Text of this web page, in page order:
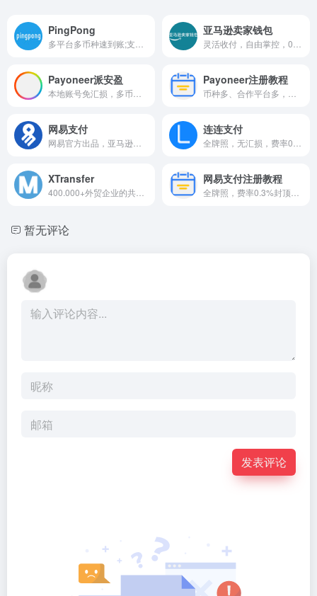
PingPong 亚马逊卖家钱包
Payoneer派安盈 Payoneer注册教程
网易支付 连连支付
XTransfer 网易支付注册教程
暂无评论
发表评论